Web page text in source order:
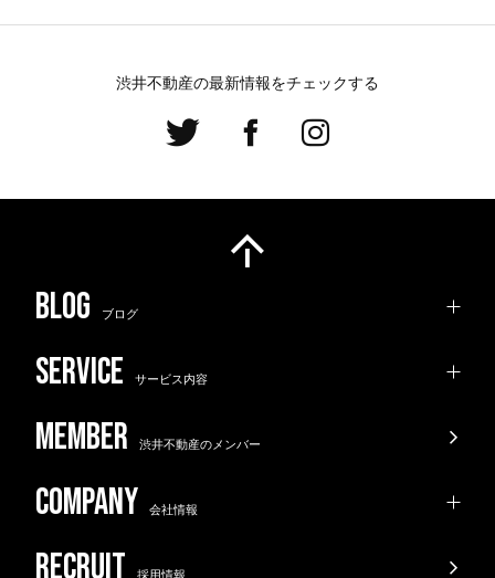
渋井不動産の最新情報をチェックする
ブログ
サービス内容
渋井不動産のメンバー
会社情報
採用情報